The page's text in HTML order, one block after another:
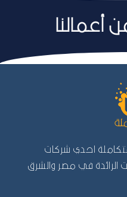
أعمالنا
احدي شركات
الرائدة في مصر والشرق